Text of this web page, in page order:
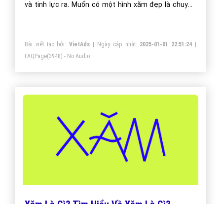
và tinh lực ra. Muốn có một hình xăm đẹp là chuyện
Bài viết tạo bởi:VietAds | Ngày cập nhật: 2025-01-01 22:51:24
FAQPage(3948) - No Audio